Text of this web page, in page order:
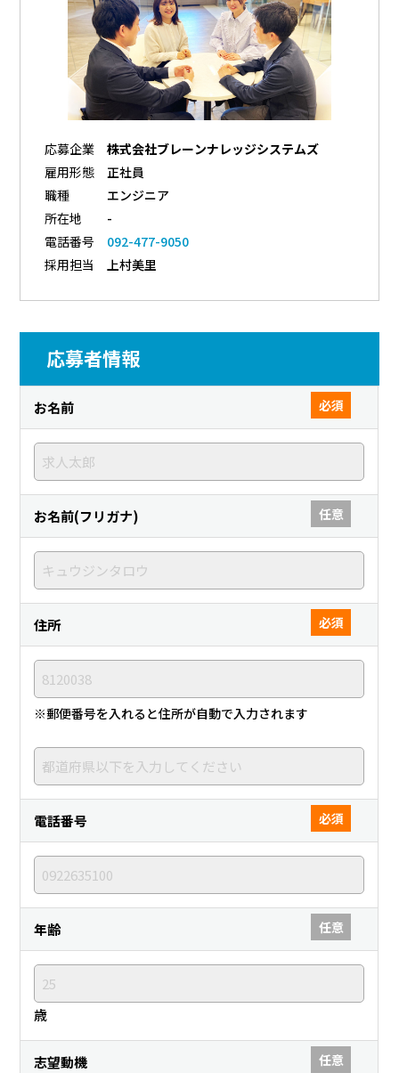
応募企業
株式会社ブレーンナレッジシステムズ
雇用形態
正社員
職種
エンジニア
所在地
-
電話番号
092-477-9050
採用担当
上村美里
応募者情報
お名前 必須
お名前(フリガナ) 任意
住所 必須
※郵便番号を入れると住所が自動で入力されます
電話番号 必須
年齢 任意
歳
志望動機 任意